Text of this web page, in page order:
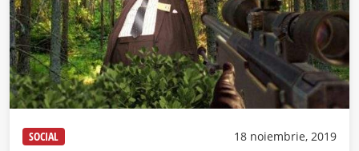
SOCIAL 18 noiembrie, 2019